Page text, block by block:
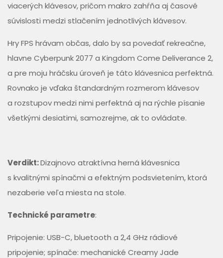
viacerých klávesov, pričom makro zahŕňa aj časové
súvislosti medzi stlačením jednotlivých klávesov.
Hry FPS hrávam občas, dalo by sa povedať rekreačne,
hlavne Cyberpunk 2077 a Kingdom Come Deliverance 2,
a pre moju hráčsku úroveň je táto klávesnica perfektná.
Rovnako je vďaka štandardným rozmerom klávesov
a rozstupov medzi nimi perfektná aj na rýchle písanie
všetkými desiatimi, samozrejme, ak to ovládate.
Verdikt:Dizajnovo atraktívna herná klávesnica
s kvalitnými spínačmi a efektným podsvietením, ktorá
nezaberie veľa miesta na stole.
Technické parametre:
Pripojenie: USB-C, bluetooth a 2,4 GHz rádiové
pripojenie; spínače: mechanické Creamy Jade